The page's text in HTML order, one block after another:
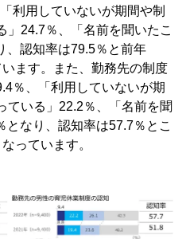
利用していないが期間や制
」24.7％、「名前を聞いたこ
、認知率は79.5％と前年
ます。また、勤務先の制度
％、「利用していないが期
ている」22.2％、「名前を聞
なり、認知率は57.7％とこ
っています。